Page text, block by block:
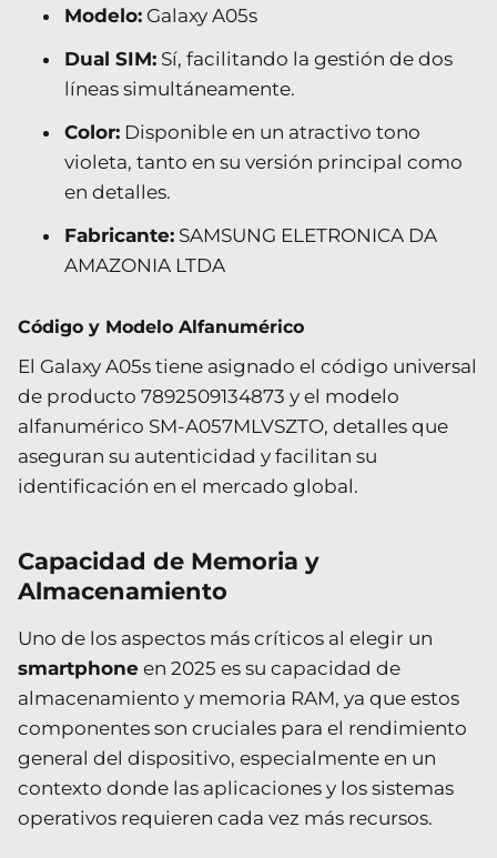
Modelo: Galaxy A05s
Dual SIM: Sí, facilitando la gestión de dos
líneas simultáneamente.
Color: Disponible en un atractivo tono
violeta, tanto en su versión principal como
en detalles.
Fabricante: SAMSUNG ELETRONICA DA
AMAZONIA LTDA
Código y Modelo Alfanumérico
El Galaxy A05s tiene asignado el código universal
de producto 7892509134873 y el modelo
alfanumérico SM-A057MLVSZTO, detalles que
aseguran su autenticidad y facilitan su
identificación en el mercado global.
Capacidad de Memoria y
Almacenamiento
Uno de los aspectos más críticos al elegir un
smartphone en 2025 es su capacidad de
almacenamiento y memoria RAM, ya que estos
componentes son cruciales para el rendimiento
general del dispositivo, especialmente en un
contexto donde las aplicaciones y los sistemas
operativos requieren cada vez más recursos.